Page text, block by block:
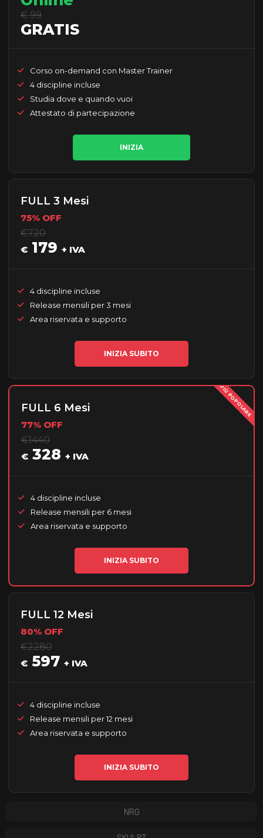
NRG
€ 99
GRATIS
Corso on-demand con Master Trainer
4 discipline incluse
Studia dove e quando vuoi
Attestato di partecipazione
INIZIA
FULL 3 Mesi
75% OFF
€720
€179 + IVA
4 discipline incluse
Release mensili per 3 mesi
Area riservata e supporto
INIZIA SUBITO
PIÙ POPOLARE
FULL 6 Mesi
77% OFF
€1440
€328 + IVA
4 discipline incluse
Release mensili per 6 mesi
Area riservata e supporto
INIZIA SUBITO
FULL 12 Mesi
80% OFF
€2280
€597 + IVA
4 discipline incluse
Release mensili per 12 mesi
Area riservata e supporto
INIZIA SUBITO